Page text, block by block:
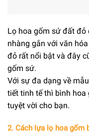
Lọ hoa gốm sứ đất đỏ
nhàng gắn với văn
đỏ rất nổi bật và đây
gốm sứ.
Với sự đa dạng về
tiết tinh tế thì bình
tuyệt vời cho bạn.
2. Cách lựa lọ hoa gốm